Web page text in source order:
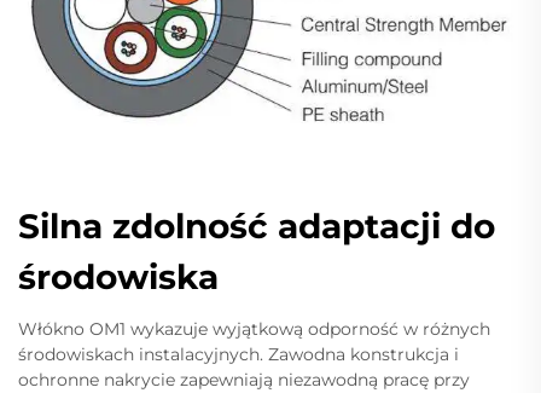
Silna zdolność adaptacji do
środowiska
Włókno OM1 wykazuje wyjątkową odporność w różnych
środowiskach instalacyjnych. Zawodna konstrukcja i
ochronne nakrycie zapewniają niezawodną pracę przy